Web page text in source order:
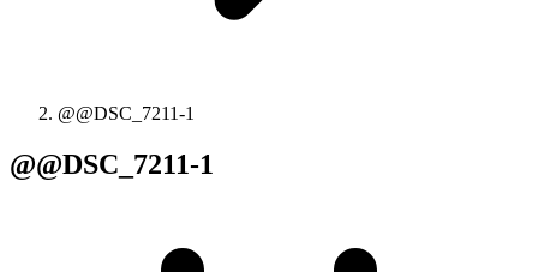
@@DSC_7211-1
@@DSC_7211-1